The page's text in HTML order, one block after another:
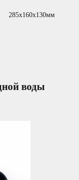
285х160х130мм
воды